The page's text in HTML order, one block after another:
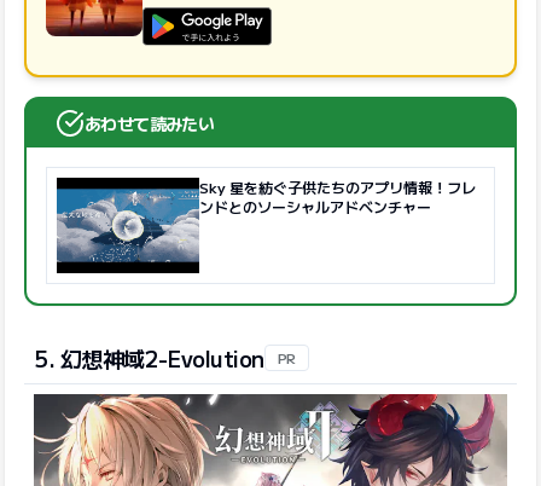
あわせて読みたい
Sky 星を紡ぐ子供たちのアプリ情報！フレ
ンドとのソーシャルアドベンチャー
5. 幻想神域2-Evolution PR